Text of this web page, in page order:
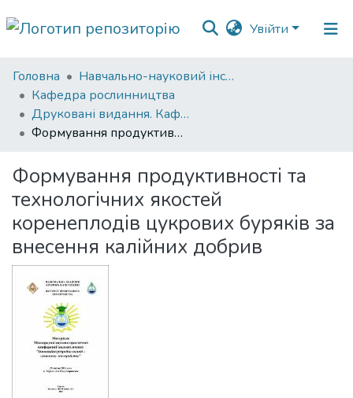
Увійти
Фонди
та
зібрання
Пошук за критеріями
Статистика
Головна
Навчально-науковий інститут агротехнологій, селекції та екології
Кафедра рослинництва
Друковані видання. Кафедра рослинництва
Формування продуктивності та технологічних якостей коренеплодів цукрових буряків за внесення калійних добрив
Формування продуктивності та
технологічних якостей
коренеплодів цукрових буряків за
внесення калійних добрив